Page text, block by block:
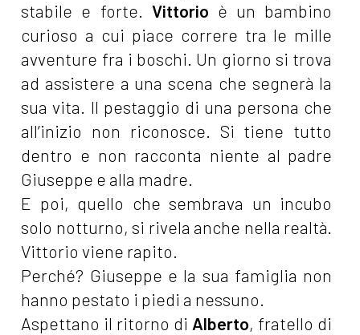
stabile e forte. Vittorio è un bambino
curioso a cui piace correre tra le mille
avventure fra i boschi. Un giorno si trova
ad assistere a una scena che segnerà la
sua vita. Il pestaggio di una persona che
all’inizio non riconosce. Si tiene tutto
dentro e non racconta niente al padre
Giuseppe e alla madre.
E poi, quello che sembrava un incubo
solo notturno, si rivela anche nella realtà.
Vittorio viene rapito.
Perché? Giuseppe e la sua famiglia non
hanno pestato i piedi a nessuno.
Aspettano il ritorno di Alberto, fratello di